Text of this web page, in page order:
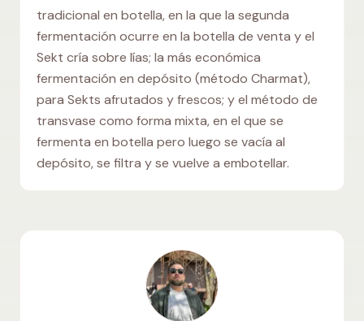
tradicional en botella, en la que la segunda
fermentación ocurre en la botella de venta y el
Sekt cría sobre lías; la más económica
fermentación en depósito (método Charmat),
para Sekts afrutados y frescos; y el método de
transvase como forma mixta, en el que se
fermenta en botella pero luego se vacía al
depósito, se filtra y se vuelve a embotellar.